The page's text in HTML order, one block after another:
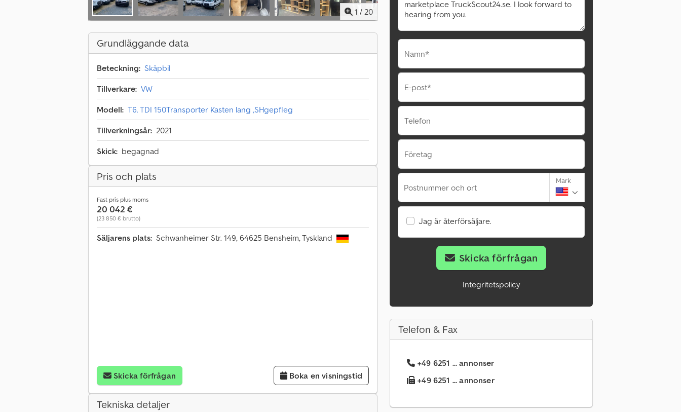
1 / 20
Grundläggande data
Beteckning: Skåpbil
Tillverkare: VW
Modell: T6. TDI 150Transporter Kasten lang ,SHgepfleg
Tillverkningsår: 2021
Skick: begagnad
Pris och plats
Fast pris plus moms
20 042 €
(23 850 € brutto)
Säljarens plats: Schwanheimer Str. 149, 64625 Bensheim, Tyskland
Skicka förfrågan Boka en visningstid
Tekniska detaljer
Namn*
E-post*
Telefon
Företag
Postnummer och ort
Mark
Jag är återförsäljare.
Skicka förfrågan
Integritetspolicy
Telefon & Fax
+49 6251 ... annonser
+49 6251 ... annonser